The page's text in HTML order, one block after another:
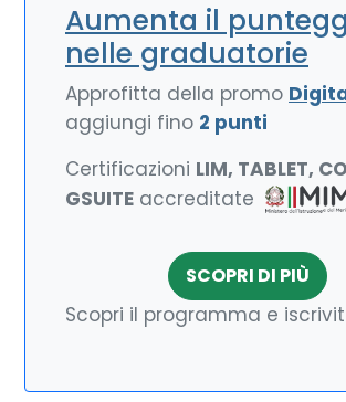
Aumenta il
nelle graduatorie
Approfitta della promo
aggiungi fino 2 punti
Certificazioni LIM, TABLET,
GSUITE accreditate
SCOPRI DI PIÙ
Scopri il programma e